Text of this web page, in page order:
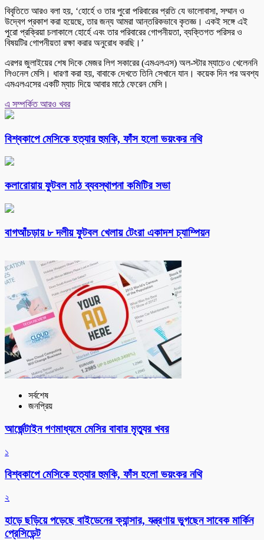
বিবৃতিতে আরও বলা হয়, ‘হোর্হে ও তার পুরো পরিবারের প্রতি যে ভালোবাসা, সম্মান ও
উদ্বেগ প্রকাশ করা হয়েছে, তার জন্য আমরা আন্তরিকভাবে কৃতজ্ঞ। একই সঙ্গে এই
পুরো প্রক্রিয়া চলাকালে হোর্হে এবং তার পরিবারের গোপনীয়তা, ব্যক্তিগত পরিসর ও
বিষয়টির গোপনীয়তা রক্ষা করার অনুরোধ করছি।’
এরপর জুলাইয়ের শেষ দিকে মেজর লিগ সকারের (এমএলএস) অল-স্টার ম্যাচেও খেলেননি
লিওনেল মেসি। ধারণা করা হয়, বাবাকে দেখতে তিনি সেখানে যান। কয়েক দিন পর অবশ্য
এমএলএসের একটি ম্যাচ দিয়ে আবার মাঠে ফেরেন মেসি।
এ সম্পর্কিত আরও খবর
বিশ্বকাপে মেসিকে হত্যার হুমকি, ফাঁস হলো ভয়ংকর নথি
কলারোয়ায় ফুটবল মাঠ ব্যবস্থাপনা কমিটির সভা
বাগআঁচড়ায় ৮ দলীয় ফুটবল খেলায় টেংরা একাদশ চ্যাম্পিয়ন
সর্বশেষ
জনপ্রিয়
আর্জেন্টাইন গণমাধ্যমে মেসির বাবার মৃত্যুর খবর
১
বিশ্বকাপে মেসিকে হত্যার হুমকি, ফাঁস হলো ভয়ংকর নথি
২
হাড়ে ছড়িয়ে পড়েছে বাইডেনের ক্যান্সার, যন্ত্রণায় ভুগছেন সাবেক মার্কিন
প্রেসিডেন্ট